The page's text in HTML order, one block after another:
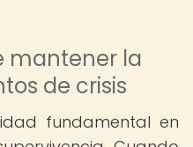
mantener la
de crisis
fundamental en